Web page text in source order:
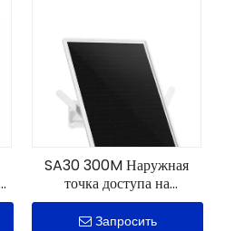
SA30 300M Наружная
точка доступа на
солнечной энергии
Запросить